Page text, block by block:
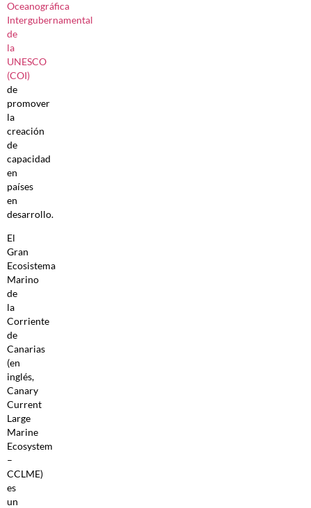
Oceanográfica
Intergubernamental
de
la
UNESCO
(COI)
de
promover
la
creación
de
capacidad
en
países
en
desarrollo.
El
Gran
Ecosistema
Marino
de
la
Corriente
de
Canarias
(en
inglés,
Canary
Current
Large
Marine
Ecosystem
–
CCLME)
es
un